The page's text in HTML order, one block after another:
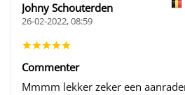
Johny Schouterden
26-02-2022, 08:59
Commenter
Mmmm lekker zeker een